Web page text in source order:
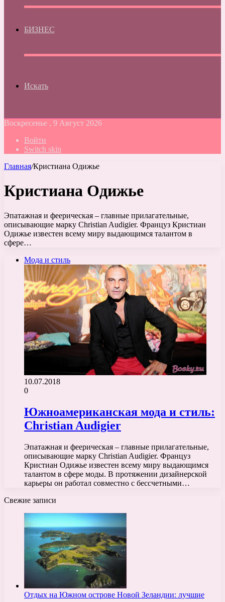
БИЗНЕС
Искать
Воскресенье , 9 Август 2026
Войти
Switch skin
Главная/Кристиана Одижье
Кристиана Одижье
Эпатажная и феерическая – главные прилагательные,
описывающие марку Christian Audigier. Француз Кристиан
Одижье известен всему миру выдающимся талантом в
сфере…
Мода и стиль
10.07.2018
0
Южноамериканская мода и стиль:
Christian Audigier
Эпатажная и феерическая – главные прилагательные,
описывающие марку Christian Audigier. Француз
Кристиан Одижье известен всему миру выдающимся
талантом в сфере моды. В протяжении дизайнерской
карьеры он работал совместно с бессчетными…
Свежие записи
Отдых на Южном острове Новой Зеландии: лучшие